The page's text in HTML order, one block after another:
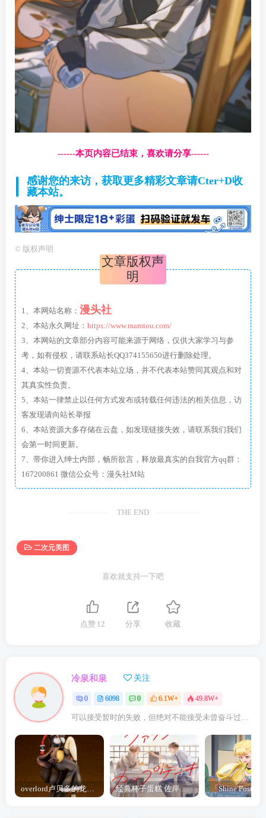
------本页内容已结束，喜欢请分享------
感谢您的来访，获取更多精彩文章请Cter+D收
藏本站。
© 版权声明
文章版权声
明
1、本网站名称： 漫头社
2、本站永久网址： https://www.mamtou.com/
3、本网站的文章部分内容可能来源于网络，仅供大家学习与参
考，如有侵权，请联系站长QQ374155650进行删除处理。
4、本站一切资源不代表本站立场，并不代表本站赞同其观点和对
其真实性负责。
5、本站一律禁止以任何方式发布或转载任何违法的相关信息，访
客发现请向站长举报
6、本站资源大多存储在云盘，如发现链接失效，请联系我们我们
会第一时间更新。
7、带你进入绅士内部，畅所欲言，释放最真实的自我官方qq群：
167200861 微信公众号：漫头社M站
THE END
二次元美图
喜欢就支持一下吧
点赞 12 分享 收藏
冷泉和泉 关注
0 6098 0 6.1W+ 49.8W+
可以接受暂时的失败，但绝对不能接受未曾奋斗过的自己
overlord卢贝多的龙王谁厉害 「Overlord」露普斯蕾琪娜·贝塔手办开订 经典杯子蛋糕 佐岸 漫画「经典杯子蛋糕」宣布真人日剧化